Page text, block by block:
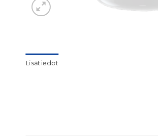
Lisätiedot